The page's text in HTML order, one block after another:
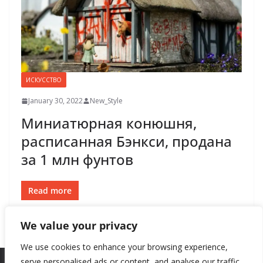
We value your privacy
We use cookies to enhance your browsing experience,
ИСКУССТВО
January 30, 2022 New_Style
Миниатюрная конюшня,
расписанная Бэнкси, продана
за 1 млн фунтов
Read more